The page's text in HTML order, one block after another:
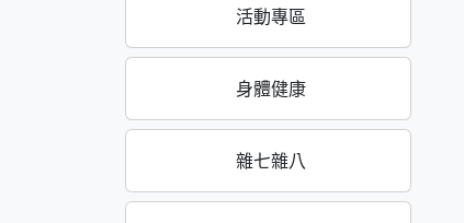
活動專區
身體健康
雜七雜八